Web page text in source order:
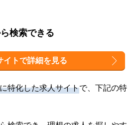
検索できる
イトで詳細を見る
特化した求人サイトで、下記の特